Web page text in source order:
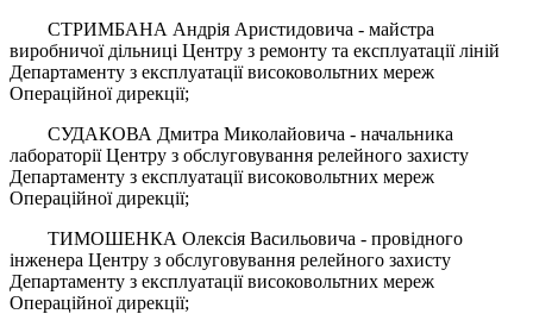
СТРИМБАНА Андрія Аристидовича - майстра
виробничої дільниці Центру з ремонту та експлуатації ліній
Департаменту з експлуатації високовольтних мереж
Операційної дирекції;
СУДАКОВА Дмитра Миколайовича - начальника
лабораторії Центру з обслуговування релейного захисту
Департаменту з експлуатації високовольтних мереж
Операційної дирекції;
ТИМОШЕНКА Олексія Васильовича - провідного
інженера Центру з обслуговування релейного захисту
Департаменту з експлуатації високовольтних мереж
Операційної дирекції;